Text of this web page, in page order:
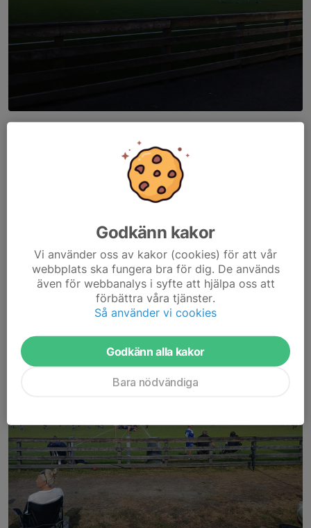
Nu är det snart dags, Gammelstads IP kommer om några
timmar fyllas av fotboll i dagarna tre.
Under helgen kommer 481 matcher att spelas på Gammelstads
Anmälan öppnad
0 kommentarer
Godkänn kakor
Vi använder oss av kakor (cookies) för att vår
webbplats ska fungera bra för dig. De används
även för webbanalys i syfte att hjälpa oss att
förbättra våra tjänster.
Så använder vi cookies
Godkänn alla kakor
Bara nödvändiga